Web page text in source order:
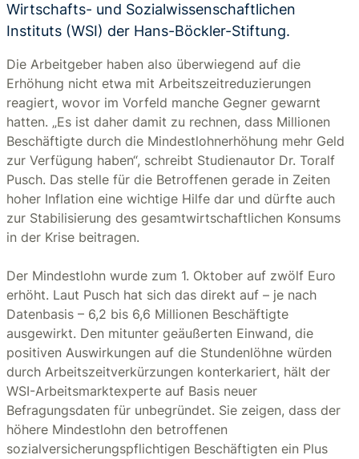
Wirtschafts- und Sozialwissenschaftlichen
Instituts (WSI) der Hans-Böckler-Stiftung.
Die Arbeitgeber haben also überwiegend auf die
Erhöhung nicht etwa mit Arbeitszeitreduzierungen
reagiert, wovor im Vorfeld manche Gegner gewarnt
hatten. „Es ist daher damit zu rechnen, dass Millionen
Beschäftigte durch die Mindestlohnerhöhung mehr Geld
zur Verfügung haben“, schreibt Studienautor Dr. Toralf
Pusch. Das stelle für die Betroffenen gerade in Zeiten
hoher Inflation eine wichtige Hilfe dar und dürfte auch
zur Stabilisierung des gesamtwirtschaftlichen Konsums
in der Krise beitragen.
Der Mindestlohn wurde zum 1. Oktober auf zwölf Euro
erhöht. Laut Pusch hat sich das direkt auf – je nach
Datenbasis – 6,2 bis 6,6 Millionen Beschäftigte
ausgewirkt. Den mitunter geäußerten Einwand, die
positiven Auswirkungen auf die Stundenlöhne würden
durch Arbeitszeitverkürzungen konterkariert, hält der
WSI-Arbeitsmarktexperte auf Basis neuer
Befragungsdaten für unbegründet. Sie zeigen, dass der
höhere Mindestlohn den betroffenen
sozialversicherungspflichtigen Beschäftigten ein Plus